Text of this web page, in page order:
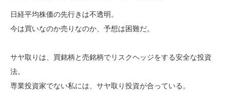
日経平均株価の先行きは不透明。
今は買いなのか売りなのか、予想は困難だ。
サヤ取りは、買銘柄と売銘柄でリスクヘッジをする安全な投資
法。
専業投資家でない私には、サヤ取り投資が合っている。